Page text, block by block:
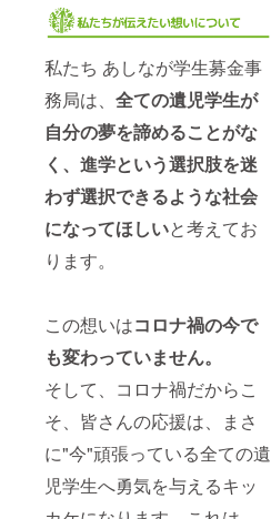
私たち あしなが学生募金事
務局は、 全ての遺児学生が
自分の夢を諦めることがな
く、 進学という選択肢を迷
わず選択できるような社会
になってほしいと考えてお
ります。
この想いはコロナ禍の今で
も変わっていません。
そして、コロナ禍だからこ
そ、皆さんの応援は、まさ
に"今"頑張っている全ての遺
児学生へ勇気を与えるキッ